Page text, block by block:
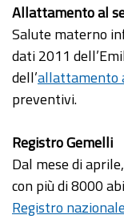
Allattamento al
Salute materno
dati 2011
dell’allattamento
preventivi.
Registro Gemelli
Dal mese di
con più di 8000
Registro